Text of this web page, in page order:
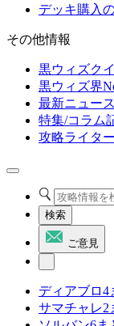
デッキ購入
その他情報
黒ウィズク
黒ウィズ界
最新ニュー
特集/コラム
攻略ライタ
検索
ご意見
ディアブロ4
サマチャレ2